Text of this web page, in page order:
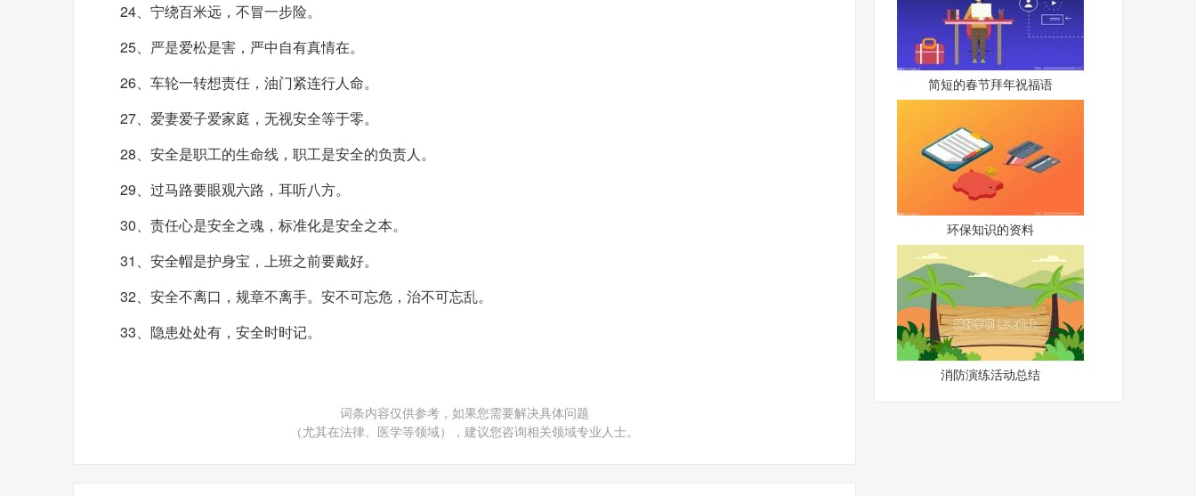
24、宁绕百米远，不冒一步险。
25、严是爱松是害，严中自有真情在。
26、车轮一转想责任，油门紧连行人命。
27、爱妻爱子爱家庭，无视安全等于零。
28、安全是职工的生命线，职工是安全的负责人。
29、过马路要眼观六路，耳听八方。
30、责任心是安全之魂，标准化是安全之本。
31、安全帽是护身宝，上班之前要戴好。
32、安全不离口，规章不离手。安不可忘危，治不可忘乱。
33、隐患处处有，安全时时记。
词条内容仅供参考，如果您需要解决具体问题
（尤其在法律、医学等领域），建议您咨询相关领域专业人士。
简短的春节拜年祝福语
环保知识的资料
消防演练活动总结